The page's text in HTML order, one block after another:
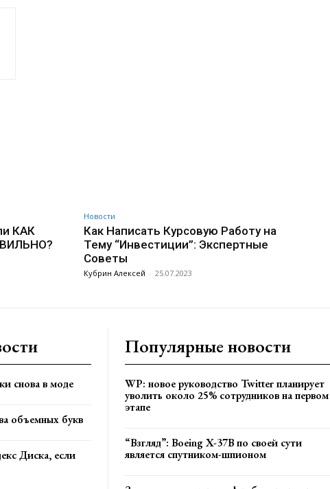
КАК
Новости
Как Написать Курсовую Работу на
Тему “Инвестиции”: Экспертные
Советы
Кубрин Алексей - 25.07.2023
снова в моде
объемных букв
Диска, если
Популярные новости
WP: новое руководство Twitter планирует
уволить около 25% сотрудников на первом
этапе
“Взгляд”: Boeing X-37B по своей сути
является спутником-шпионом